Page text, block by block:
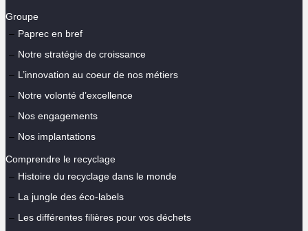
Groupe
Paprec en bref
Notre stratégie de croissance
L’innovation au coeur de nos métiers
Notre volonté d’excellence
Nos engagements
Nos implantations
Comprendre le recyclage
Histoire du recyclage dans le monde
La jungle des éco-labels
Les différentes filières pour vos déchets